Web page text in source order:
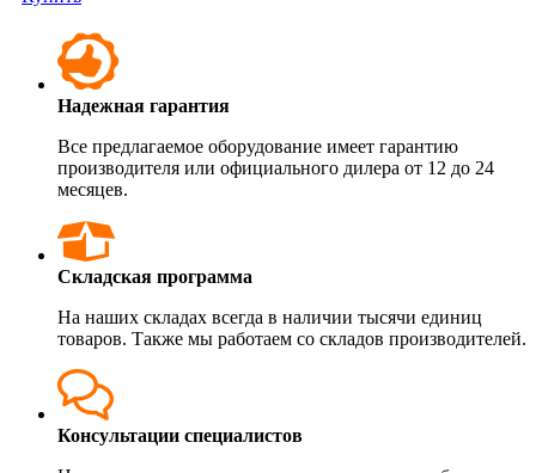
Надежная гарантия
Все предлагаемое оборудование имеет гарантию
производителя или официального дилера от 12 до 24
месяцев.
Складская программа
На наших складах всегда в наличии тысячи единиц
товаров. Также мы работаем со складов производителей.
Консультации специалистов